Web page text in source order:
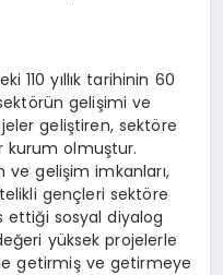
110 yıllık tarihinin 60
gelişimi ve
geliştiren, sektöre
kurum olmuştur.
ve gelişim imkanları,
gençleri sektöre
ettiği sosyal diyalog
yüksek projelerle
getirmiş ve getirmeye